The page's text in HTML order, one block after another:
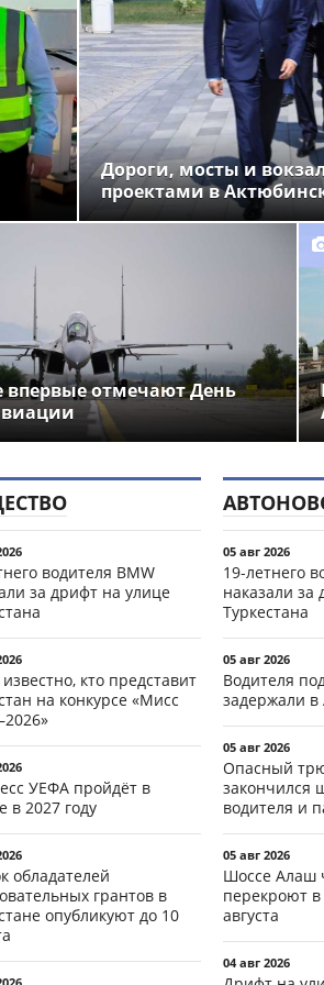
Дороги, мосты и
проектами в
впервые отмечают День
водителя BMW
за дрифт на улице
кто представит
на конкурсе «Мисс
УЕФА пройдёт в
в 2027 году
обладателей
грантов в
опубликуют до 10
05 авг 2026
19-летнего
наказали за
Туркестана
05 авг 2026
Водителя
задержали в
05 авг 2026
Опасный
закончился
водителя и
05 авг 2026
Шоссе Алаш
перекроют в
августа
04 авг 2026